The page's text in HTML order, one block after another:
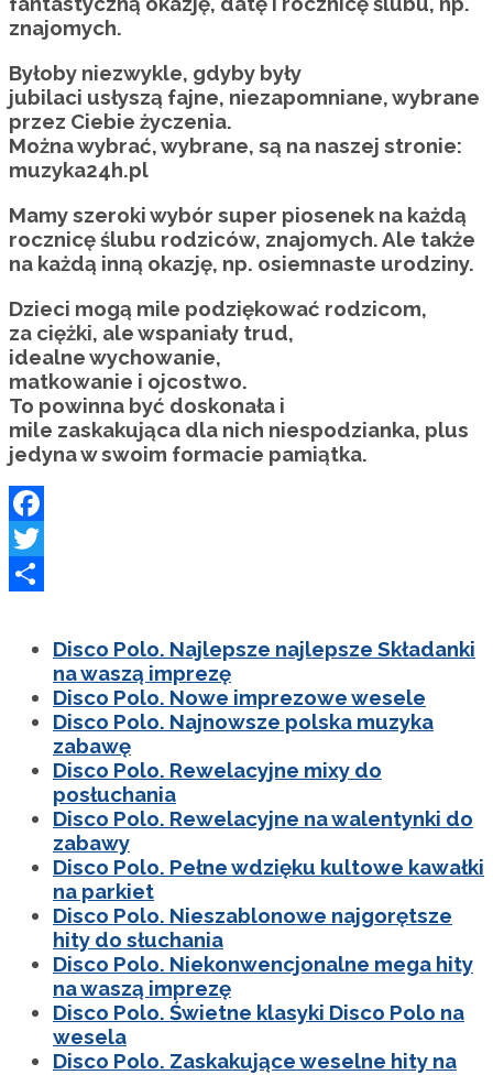
znajomych.
Byłoby niezwykle, gdyby były
jubilaci usłyszą fajne, niezapomniane, wybrane
przez Ciebie życzenia.
Można wybrać, wybrane, są na naszej stronie:
muzyka24h.pl
Mamy szeroki wybór super piosenek na każdą
rocznicę ślubu rodziców, znajomych. Ale także
na każdą inną okazję, np. osiemnaste urodziny.
Dzieci mogą mile podziękować rodzicom,
za ciężki, ale wspaniały trud,
idealne wychowanie,
matkowanie i ojcostwo.
To powinna być doskonała i
mile zaskakująca dla nich niespodzianka, plus
jedyna w swoim formacie pamiątka.
Facebook
Twitter
się
Disco Polo. Najlepsze najlepsze Składanki
na waszą imprezę
Disco Polo. Nowe imprezowe wesele
Disco Polo. Najnowsze polska muzyka
zabawę
Disco Polo. Rewelacyjne mixy do
posłuchania
Disco Polo. Rewelacyjne na walentynki do
zabawy
Disco Polo. Pełne wdzięku kultowe kawałki
na parkiet
Disco Polo. Nieszablonowe najgorętsze
hity do słuchania
Disco Polo. Niekonwencjonalne mega hity
na waszą imprezę
Disco Polo. Świetne klasyki Disco Polo na
wesela
Disco Polo. Zaskakujące weselne hity na